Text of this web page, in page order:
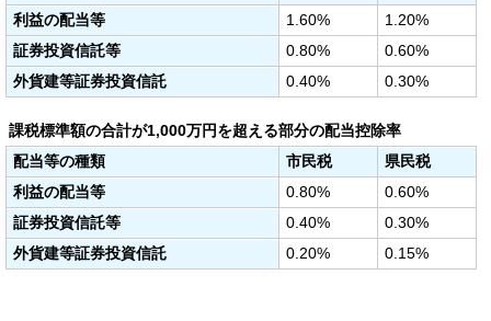
利益の配当等
1.60%
1.20%
証券投資信託等
0.80%
0.60%
外貨建等証券投資信託
0.40% 0.30%
課税標準額の合計が1,000万円を超える部分の配当控除率
配当等の種類
市民税
県民税
利益の配当等
0.80%
0.60%
証券投資信託等
0.40%
0.30%
外貨建等証券投資信託
0.20% 0.15%